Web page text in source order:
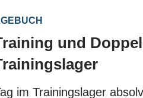
und
im Trainingslager